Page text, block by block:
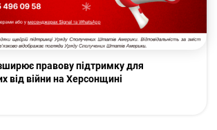
правову підтримку для
від війни на Херсонщині